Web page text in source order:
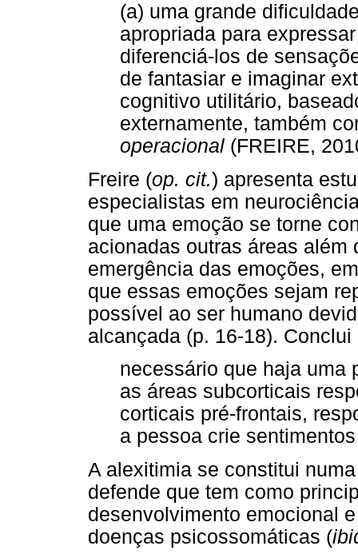
(a) uma grande
apropriada para
diferenciá-los de
de fantasiar e imaginar
cognitivo utilitário,
externamente, também
operacional (FREIRE,
Freire (op. cit.) apresenta
especialistas em
que uma emoção se torne
acionadas outras áreas
emergência das emoções,
que essas emoções sejam
possível ao ser humano
alcançada (p. 16-18). Conclui
necessário que haja uma
as áreas subcorticais
corticais pré-frontais,
a pessoa crie
A alexitimia se constitui
defende que tem como
desenvolvimento emocional
doenças psicossomáticas (